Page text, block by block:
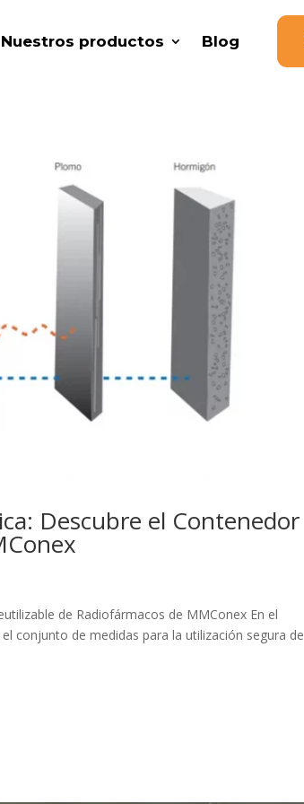
Nuestros productos Blog
Descubre el Contenedor
de Radiofármacos de MMConex En el
conjunto de medidas para la utilización segura de